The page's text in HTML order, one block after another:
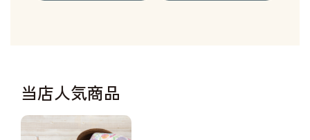
当店人気商品